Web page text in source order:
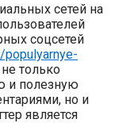
сетей на
соцсетей
только
и полезную
но и
является